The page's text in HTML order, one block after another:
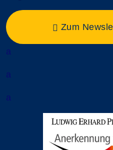
Zum
a
a
a